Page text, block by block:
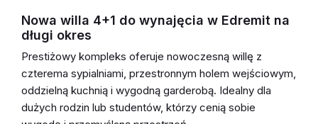
Nowa willa 4+1 do wynajęcia w Edremit na
długi okres
Prestiżowy kompleks oferuje nowoczesną willę z
czterema sypialniami, przestronnym holem wejściowym,
oddzielną kuchnią i wygodną garderobą. Idealny dla
dużych rodzin lub studentów, którzy cenią sobie